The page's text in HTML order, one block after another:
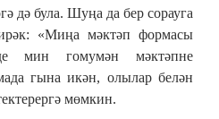
дә була. Шуңа да бер сорауга
«Миңа мәктәп формасы
мин гомумән мәктәпне
гына икән, олылар белән
мөмкин.